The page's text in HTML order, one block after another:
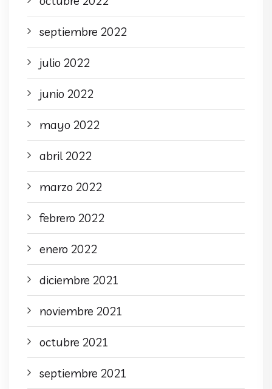
septiembre 2022
julio 2022
junio 2022
mayo 2022
abril 2022
marzo 2022
febrero 2022
enero 2022
diciembre 2021
noviembre 2021
octubre 2021
septiembre 2021